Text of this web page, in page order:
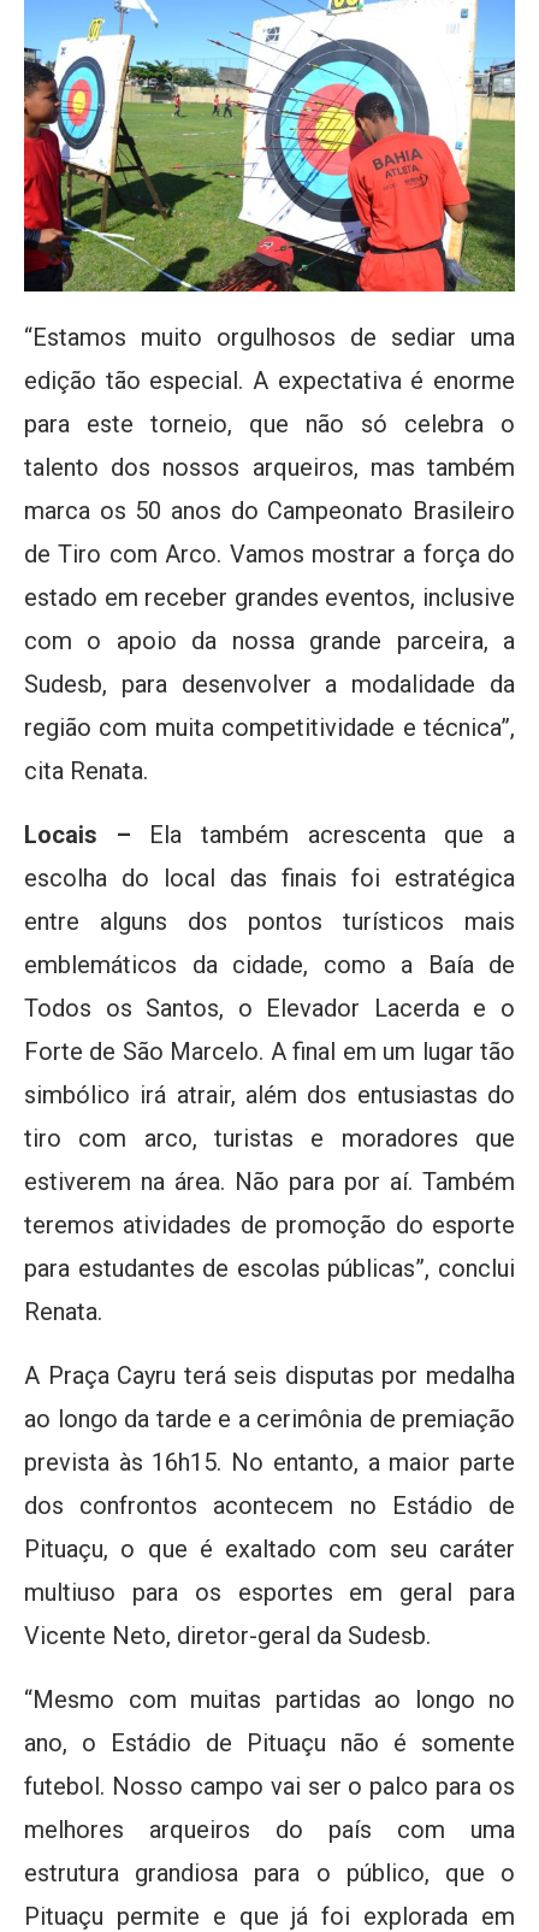
“Estamos muito orgulhosos de sediar uma
edição tão especial. A expectativa é enorme
para este torneio, que não só celebra o
talento dos nossos arqueiros, mas também
marca os 50 anos do Campeonato Brasileiro
de Tiro com Arco. Vamos mostrar a força do
estado em receber grandes eventos, inclusive
com o apoio da nossa grande parceira, a
Sudesb, para desenvolver a modalidade da
região com muita competitividade e técnica”,
cita Renata.
Locais – Ela também acrescenta que a
escolha do local das finais foi estratégica
entre alguns dos pontos turísticos mais
emblemáticos da cidade, como a Baía de
Todos os Santos, o Elevador Lacerda e o
Forte de São Marcelo. A final em um lugar tão
simbólico irá atrair, além dos entusiastas do
tiro com arco, turistas e moradores que
estiverem na área. Não para por aí. Também
teremos atividades de promoção do esporte
para estudantes de escolas públicas”, conclui
Renata.
A Praça Cayru terá seis disputas por medalha
ao longo da tarde e a cerimônia de premiação
prevista às 16h15. No entanto, a maior parte
dos confrontos acontecem no Estádio de
Pituaçu, o que é exaltado com seu caráter
multiuso para os esportes em geral para
Vicente Neto, diretor-geral da Sudesb.
“Mesmo com muitas partidas ao longo no
ano, o Estádio de Pituaçu não é somente
futebol. Nosso campo vai ser o palco para os
melhores arqueiros do país com uma
estrutura grandiosa para o público, que o
Pituaçu permite e que já foi explorada em